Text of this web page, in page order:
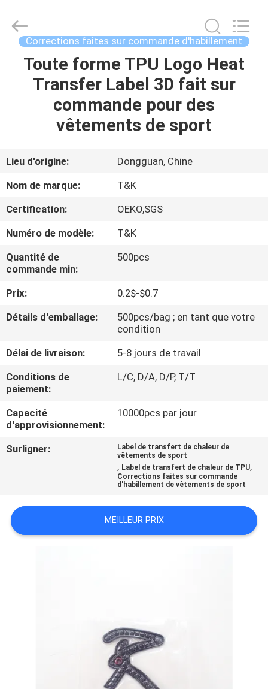
MAISON
PRODUITS
SUJET
DE
NOUS
VISITE
D'USINE
CONTRÔLE
DE
CONTACTEZ-
NOUS
DEMANDEZ
UNE
PLAN
DU
Garment
Accessories
Co.,Ltd.
Reserved.
Corrections faites sur commande d'habillement
Toute forme TPU Logo Heat
Transfer Label 3D fait sur
commande pour des
vêtements de sport
Lieu d'origine:
Dongguan, Chine
Nom de marque:
T&K
Certification:
OEKO,SGS
Numéro de modèle:
T&K
Quantité de
commande min:
500pcs
Prix:
0.2$-$0.7
Détails d'emballage:
500pcs/bag ; en tant que votre
condition
Délai de livraison:
5-8 jours de travail
Conditions de
paiement:
L/C, D/A, D/P, T/T
Capacité
d'approvisionnement:
10000pcs par jour
Surligner:
Label de transfert de chaleur de
vêtements de sport
, Label de transfert de chaleur de TPU,
Corrections faites sur commande
d'habillement de vêtements de sport
MEILLEUR PRIX